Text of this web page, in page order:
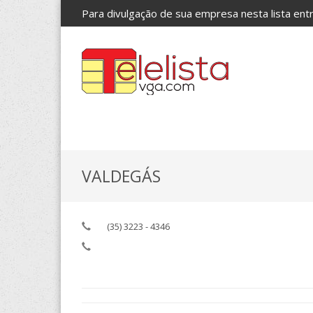
Para divulgação de sua empresa nesta lista
VALDEGÁS
(35) 3223 - 4346